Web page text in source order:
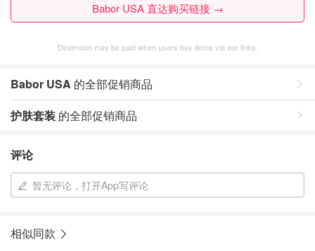
Babor USA 直达购买链接 →
Dealmoon may be paid when users buy items via our links.
Babor USA 的全部促销商品
护肤套装 的全部促销商品
评论
暂无评论，打开App写评论
相似同款